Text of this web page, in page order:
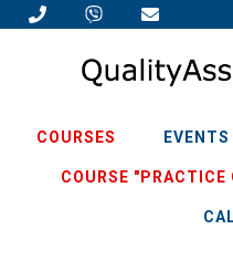
COURSES EVENTS
COURSE "PRACTICE